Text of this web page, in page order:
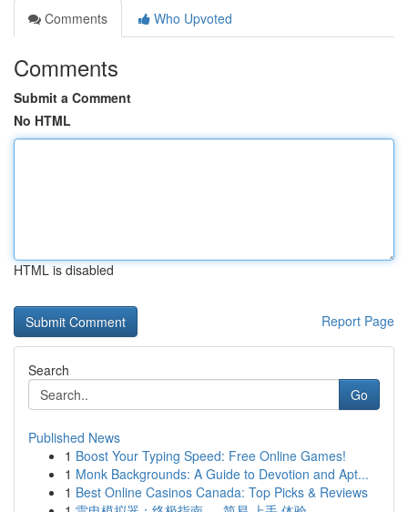
Comments
Who Upvoted
Comments
Submit a Comment
No HTML
HTML is disabled
Report Page
Search
Go
Published News
1 Boost Your Typing Speed: Free Online Games!
1 Monk Backgrounds: A Guide to Devotion and Apt...
1 Best Online Casinos Canada: Top Picks & Reviews